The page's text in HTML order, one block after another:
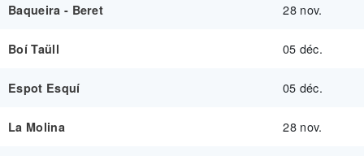
Baqueira - Beret 28 nov.
Boí Taüll 05 déc.
Espot Esquí 05 déc.
La Molina 28 nov.